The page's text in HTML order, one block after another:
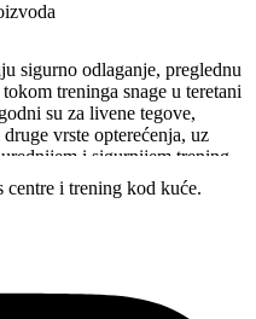
sigurno odlaganje, preglednu
treninga snage u teretani
su za livenе tegove,
vrste opterećenja, uz
i sigurnijem trening
opremu od oštećenja,
treninga i omogućava
upotrebi.
centre i trening kod kuće.